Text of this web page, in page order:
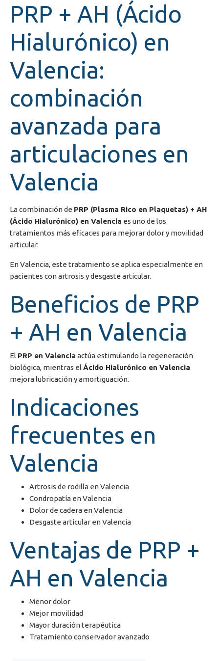
PRP + AH (Ácido
Hialurónico) en
Valencia:
combinación
avanzada para
articulaciones en
Valencia
La combinación de PRP (Plasma Rico en Plaquetas) + AH
(Ácido Hialurónico) en Valencia es uno de los
tratamientos más eficaces para mejorar dolor y movilidad
articular.
EnValencia, este tratamiento se aplica especialmente en
pacientes con artrosis y desgaste articular.
Beneficios de PRP
+ AH en Valencia
El PRP en Valencia actúa estimulando la regeneración
biológica, mientras el Ácido Hialurónico en Valencia
mejora lubricación y amortiguación.
Indicaciones
frecuentes en
Valencia
Artrosis de rodilla en Valencia
Condropatía en Valencia
Dolor de cadera en Valencia
Desgaste articular en Valencia
Ventajas de PRP +
AH en Valencia
Menor dolor
Mejor movilidad
Mayor duración terapéutica
Tratamiento conservador avanzado